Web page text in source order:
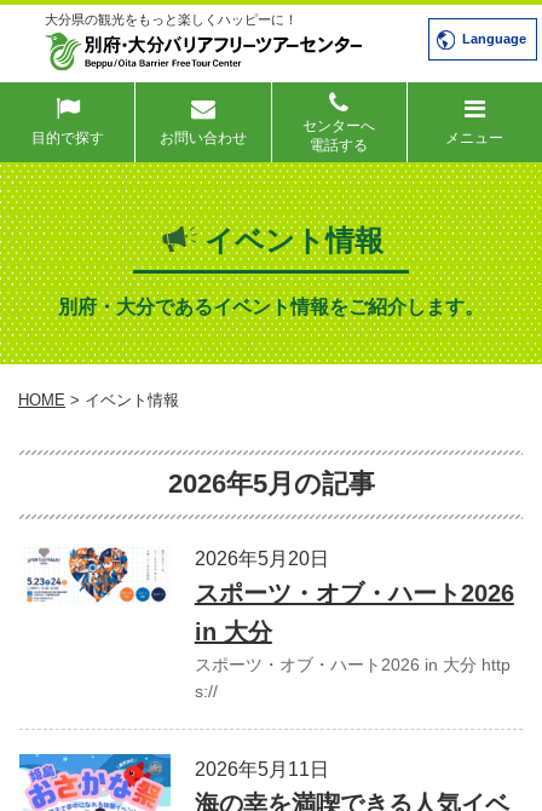
大分県の観光をもっと楽しくハッピーに！
Language
目的で探す お問い合わせ
センターへ
電話する
メニュー
イベント情報
別府・大分であるイベント情報をご紹介します。
HOME > イベント情報
2026年5月の記事
2026年5月20日
スポーツ・オブ・ハート2026
in 大分
スポーツ・オブ・ハート2026 in 大分 http
s://
2026年5月11日
海の幸を満喫できる人気イベ